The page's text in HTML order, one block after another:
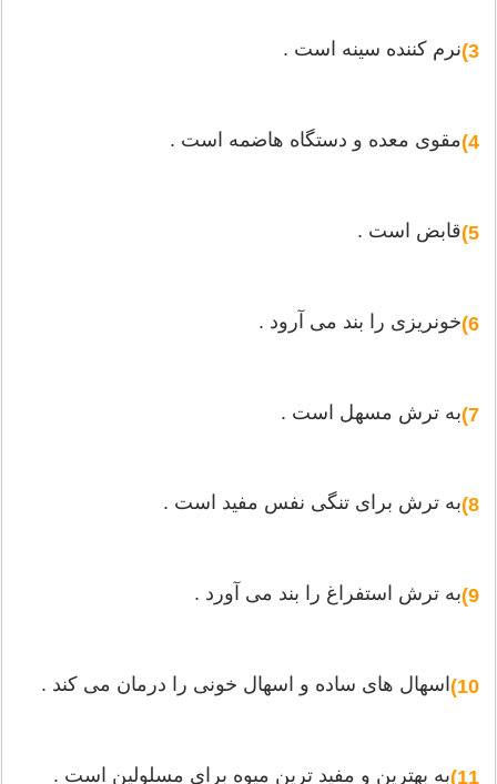
3) نرم كننده سینه است .
4) مقوی معده و دستگاه هاضمه است .
5) قابض است .
6) خونریزی را بند می آرود .
7) به ترش مسهل است .
8) به ترش برای تنگی نفس مفید است .
9) به ترش استفراغ را بند می آورد .
10) اسهال های ساده و اسهال خونی را درمان می كند .
11) به بهترین و مفید ترین میوه برای مسلولین است .